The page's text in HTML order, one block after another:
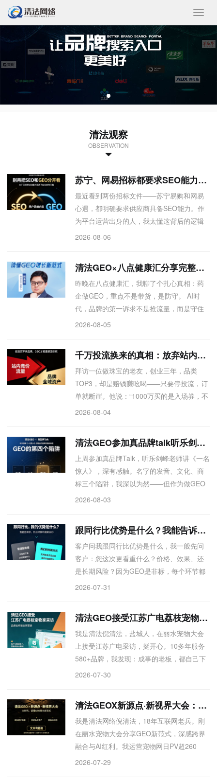
收
起/
展
开
清法观察
OBSERVATION
苏宁、网易招标都要求SEO能力，这背后的信号，很多人没看懂
最近看到两份招标文件——苏宁易购和网易
心遇，都明确要求供应商具备SEO能力。作
为平台运营出身的人，我太懂这背后的逻辑
了：互联网平台最在意的，永远是用户思维
本身就是以优质内容为核心，和GEO底层逻
辑一致——我们独立站每天SEO和GEO流量
差不多，同一套数据源，多个入口分发。所
以我们的打法很简单：做品牌GEO，送你品
牌SEO。用一套体系打多个平台，才是真正
2026-08-06
清法GEO×八点健康汇分享完整梳理：大健康行业AI新增长范式
昨晚在八点健康汇，我聊了个扎心真相：药
企做GEO，重点不是带货，是防守。 AI时
代，品牌的第一诉求不是抢流量，而是守住
自家信息的话语权。别被“外热内冷”的概念绑
SaaS工具，是门手艺活，得懂算法、懂内
容、还得懂医药政策。我的观点很明确：先
守正，再获客。 不懂不做，但不能不做。
2026-08-05
千万投流换来的真相：放弃站内投流 选择长期坚持的品牌GEO
拜访一位做珠宝的老友，创业三年，品类
TOP3，却是赔钱赚吆喝——只要停投流，订
单就断崖。他说：“1000万买的是入场券，不
是利润。”今年果断放弃站内投放，深耕线下
模。流量救不了生意，但全网品牌基建可以
——先让AI和平台帮你做转化背书，再慢慢
啃场景。这条路，我们走了十年，验证有
效。
2026-08-04
清法GEO参加真品牌talk听乐剑峰讲《一名惊人》，悟出了GEO的“第四个陷阱”
上周参加真品牌Talk，听乐剑峰老师讲《一名
惊人》，深有感触。名字的发音、文化、商
标三个陷阱，我深以为然——但作为做GEO
的人，我还想补一个：传播陷阱。比如“种太
高，甚至无解。所以取名要前置验证：先查
AI怎么理解这个词，再决定。想交流的，随
时找我，亲签版《一名惊人》安排。
2026-08-03
跟同行比优势是什么？我能告诉你什么时候不该做GEO
客户问我跟同行比优势是什么，我一般先问
客户：您这次更看重什么？价格、效果、还
是长期风险？因为GEO是非标，每个环节都
有利弊，我会把底层逻辑和执行细节全讲
我的优势不是技术多牛，是能帮你快速判断
从哪儿下场，做优质增量内容、选对平台资
源，沉淀品牌数字资产。想短平快，我劝你
找别人；想长期做品牌，咱们再聊。
2026-07-31
清法GEO接受江苏广电荔枝宠物家采访：品牌如何做全网营销
我是清法倪清法，盐城人，在丽水宠物大会
上接受江苏广电采访，挺开心。10多年服务
580+品牌，我发现：成事的老板，都自己下
场抓营销——产品力要硬，品牌力更要硬。
变了，打法也得变。感谢这次跨界交流，受
益匪浅。
2026-07-30
清法GEOX新源点·新视界大会：AI时代，读懂GEO增长新范式
​我是清法网络倪清法，18年互联网老兵。刚
在丽水宠物大会分享GEO新范式，深感跨界
融合与AI红利。我运营宠物网日PV超260
万，服务580+品牌，坚信GEO要回归用户场
2026-07-29